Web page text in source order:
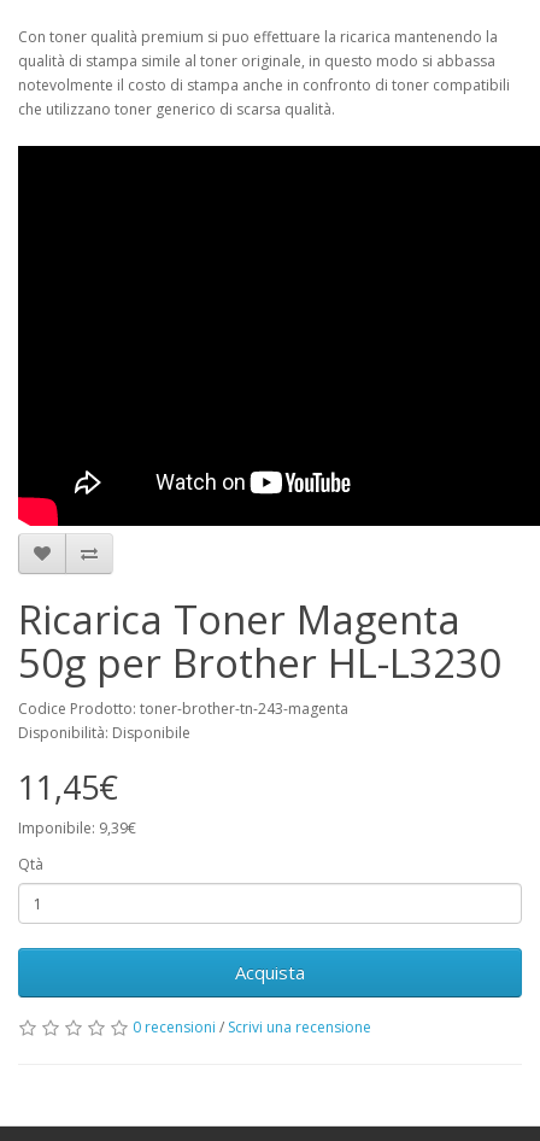
Con toner qualità premium si puo effettuare la ricarica mantenendo la
qualità di stampa simile al toner originale, in questo modo si abbassa
notevolmente il costo di stampa anche in confronto di toner compatibili
che utilizzano toner generico di scarsa qualità.
Ricarica Toner Magenta
50g per Brother HL-L3230
Codice Prodotto: toner-brother-tn-243-magenta
Disponibilità: Disponibile
11,45€
Imponibile: 9,39€
Qtà
Acquista
0 recensioni / Scrivi una recensione